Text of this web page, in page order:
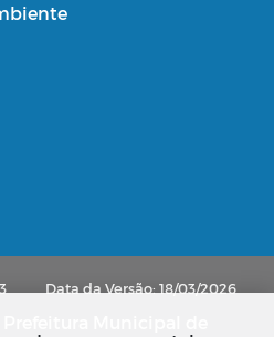
Data da Versão: 18/03/2026